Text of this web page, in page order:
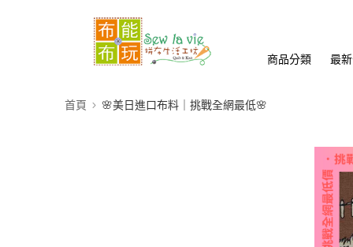
商品分類 最
首頁 🌸美日進口布料｜挑戰全網最低🌸